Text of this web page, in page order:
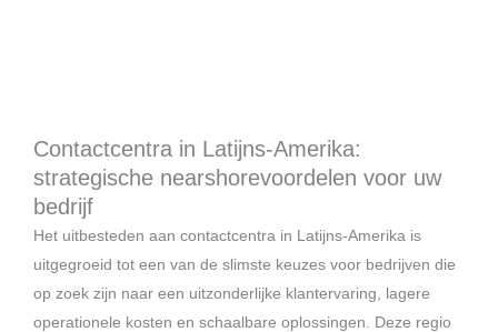
Contactcentra in Latijns-Amerika:
strategische nearshorevoordelen voor uw
bedrijf
Het uitbesteden aan contactcentra in Latijns-Amerika is
uitgegroeid tot een van de slimste keuzes voor bedrijven die
op zoek zijn naar een uitzonderlijke klantervaring, lagere
operationele kosten en schaalbare oplossingen. Deze regio